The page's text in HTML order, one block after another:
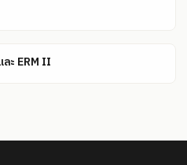
ะ ERM II